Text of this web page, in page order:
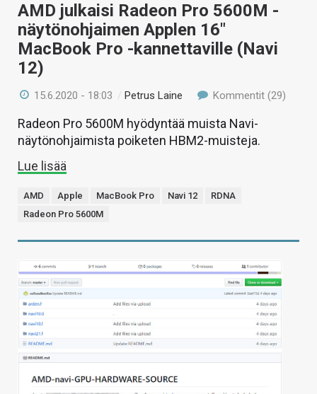
AMD julkaisi Radeon Pro 5600M -
näytönohjaimen Applen 16″
MacBook Pro -kannettaville (Navi
12)
15.6.2020 - 18:03 /Petrus Laine Kommentit (29)
Radeon Pro 5600M hyödyntää muista Navi-
näytönohjaimista poiketen HBM2-muisteja.
Lue lisää
AMD Apple MacBook Pro Navi 12
RDNA
Radeon Pro 5600M